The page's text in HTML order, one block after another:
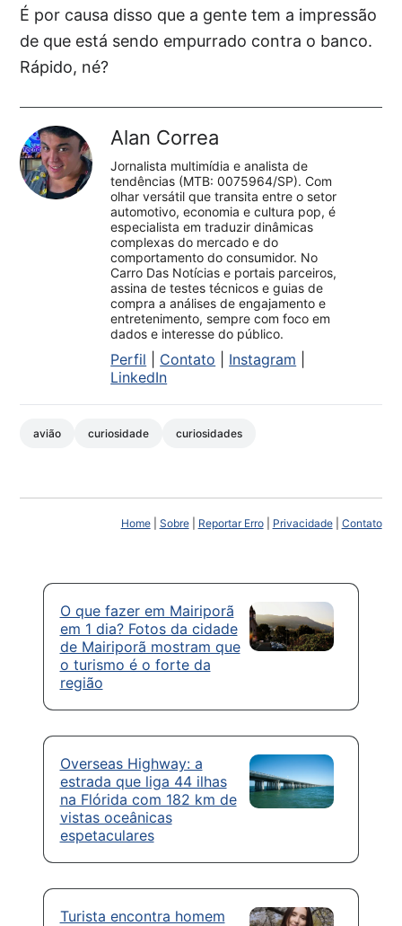
É por causa disso que a gente tem a impressão
de que está sendo empurrado contra o banco.
Rápido, né?
Alan Correa
Jornalista multimídia e analista de
tendências (MTB: 0075964/SP). Com
olhar versátil que transita entre o setor
automotivo, economia e cultura pop, é
especialista em traduzir dinâmicas
complexas do mercado e do
comportamento do consumidor. No
Carro Das Notícias e portais parceiros,
assina de testes técnicos e guias de
compra a análises de engajamento e
entretenimento, sempre com foco em
dados e interesse do público.
Perfil Contato Instagram
LinkedIn
avião curiosidade curiosidades
Home| Sobre| Reportar Erro| Privacidade| Contato
O que fazer em Mairiporã
em 1 dia? Fotos da cidade
de Mairiporã mostram que
o turismo é o forte da
região
Overseas Highway: a
estrada que liga 44 ilhas
na Flórida com 182 km de
vistas oceânicas
espetaculares
Turista encontra homem